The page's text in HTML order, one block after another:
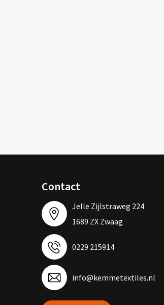
Contact
Jelle Zijlstraweg 224
1689 ZX Zwaag
0229 215914
info@kemmetextiles.nl